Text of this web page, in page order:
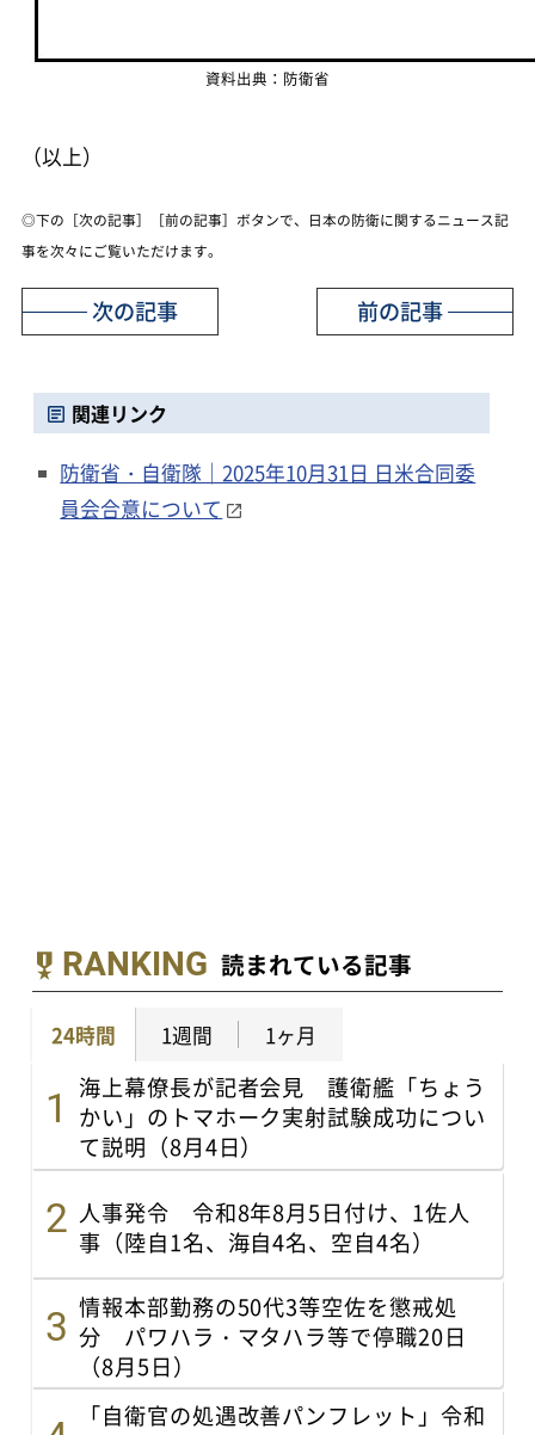
資料出典：防衛省
（以上）
◎下の［次の記事］［前の記事］ボタンで、日本の防衛に関するニュース記
事を次々にご覧いただけます。
前の記事
次の記事
関連リンク
防衛省・自衛隊｜2025年10月31日 日米合同委
員会合意について
RANKING 読まれている記事
24時間 1週間 1ヶ月
海上幕僚長が記者会見 護衛艦「ちょう
かい」のトマホーク実射試験成功につい
て説明（8月4日）
人事発令 令和8年8月5日付け、1佐人
事（陸自1名、海自4名、空自4名）
情報本部勤務の50代3等空佐を懲戒処
分 パワハラ・マタハラ等で停職20日
（8月5日）
「自衛官の処遇改善パンフレット」令和